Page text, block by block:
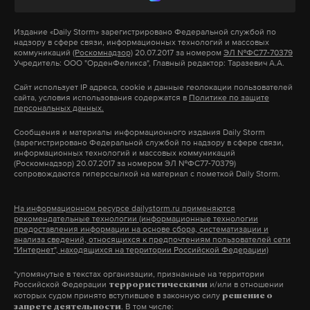
увидел Путина как очень дисциплинированного
человека, не знающего усталости. «Каждый день
от меня. Очень, очень дисциплинированный,
может быть, благодаря дзюдо…» — вспоминает
Оливер Стоун.
Оливер Стоун работал над картиной два года.
часов отснятого материала в фильм вошло
четыре.
Интервью с Путиным уже увидели американцы,
многие жители Европы и других стран. В России
Издание «Daily Storm» зарегистрировано Федеральной службой по
надзору в сфере связи, информационных технологий и массовых
коммуникаций (Роскомнадзор) 20.07.2017 за номером ЭЛ №ФС77-70379
Учредитель: ООО "ОрденФеликса", Главный редактор: Таразевич А.А.
Сайт использует IP адреса, cookie и данные геолокации пользователей
сайта, условия использования содержатся в Политике по защите
персональных данных.
Сообщения и материалы информационного издания Daily Storm
(зарегистрировано Федеральной службой по надзору в сфере связи,
информационных технологий и массовых коммуникаций
(Роскомнадзор) 20.07.2017 за номером ЭЛ №ФС77-70379)
сопровождаются гиперссылкой на материал с пометкой Daily Storm.
На информационном ресурсе dailystorm.ru применяются
рекомендательные технологии (информационные технологии
предоставления информации на основе сбора, систематизации и
анализа сведений, относящихся к предпочтениям пользователей сети
"Интернет", находящихся на территории Российской Федерации)
*упомянутые в текстах организации, признанные на территории
Российской Федерации террористическими и/или в отношении
которых судом принято вступившее в законную силу решение о
запрете деятельности. В том числе: